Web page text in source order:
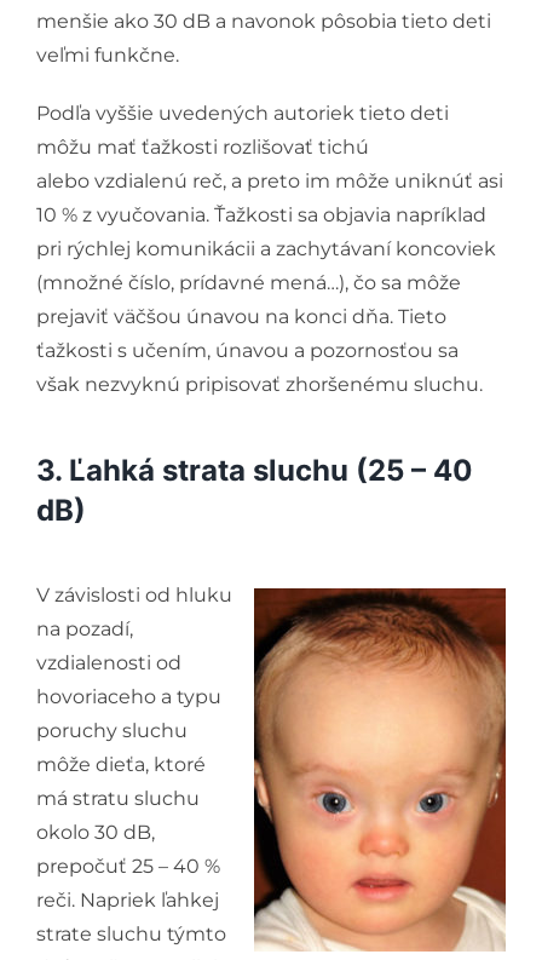
menšie ako 30 dB a navonok pôsobia tieto deti
veľmi funkčne.
Podľa vyššie uvedených autoriek tieto deti
môžu mať ťažkosti rozlišovať tichú
alebo vzdialenú reč, a preto im môže uniknúť asi
10 % z vyučovania. Ťažkosti sa objavia napríklad
pri rýchlej komunikácii a zachytávaní koncoviek
(množné číslo, prídavné mená…), čo sa môže
prejaviť väčšou únavou na konci dňa. Tieto
ťažkosti s učením, únavou a pozornosťou sa
však nezvyknú pripisovať zhoršenému sluchu.
3. Ľahká strata sluchu (25 – 40
dB)
V závislosti od hluku
na pozadí,
vzdialenosti od
hovoriaceho a typu
poruchy sluchu
môže dieťa, ktoré
má stratu sluchu
okolo 30 dB,
prepočuť 25 – 40 %
reči. Napriek ľahkej
strate sluchu týmto